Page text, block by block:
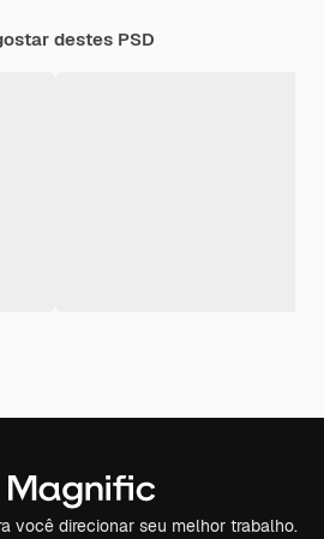
destes PSD
você direcionar seu melhor trabalho.